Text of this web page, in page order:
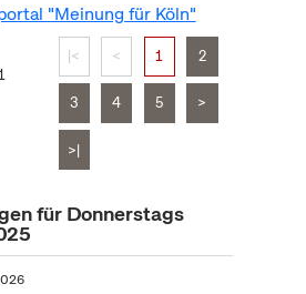
"Meinung für Köln"
|< < 1 2
3 4 5 >
>|
für Donnerstags